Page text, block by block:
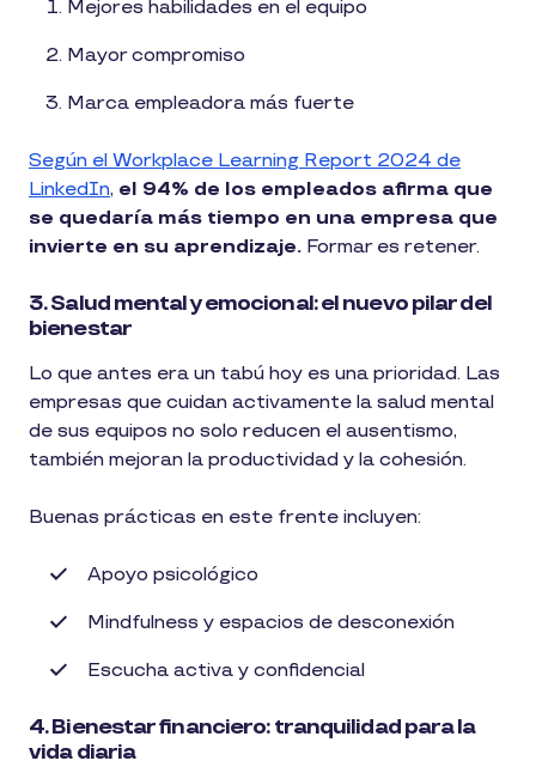
Mejores habilidades en el equipo
Mayor compromiso
Marca empleadora más fuerte
Según el Workplace Learning Report 2024 de
LinkedIn, el 94% de los empleados afirma que
se quedaría más tiempo en una empresa que
invierte en su aprendizaje. Formar es retener.
3. Salud mental y emocional: el nuevo pilar del
bienestar
Lo que antes era un tabú hoy es una prioridad. Las
empresas que cuidan activamente la salud mental
de sus equipos no solo reducen el ausentismo,
también mejoran la productividad y la cohesión.
Buenas prácticas en este frente incluyen:
Apoyo psicológico
Mindfulness y espacios de desconexión
Escucha activa y confidencial
4. Bienestar financiero: tranquilidad para la
vida diaria